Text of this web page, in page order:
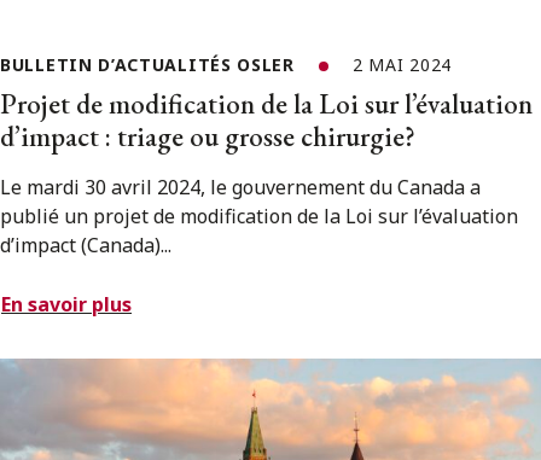
BULLETIN D’ACTUALITÉS OSLER 2 MAI 2024
Projet de modification de la Loi sur l’évaluation
d’impact : triage ou grosse chirurgie?
Le mardi 30 avril 2024, le gouvernement du Canada a
publié un projet de modification de la Loi sur l’évaluation
d’impact (Canada)...
En savoir plus